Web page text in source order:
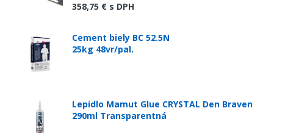
358,75 € s DPH
Cement biely BC 52.5N
25kg 48vr/pal.
Lepidlo Mamut Glue CRYSTAL Den Braven
290ml Transparentná